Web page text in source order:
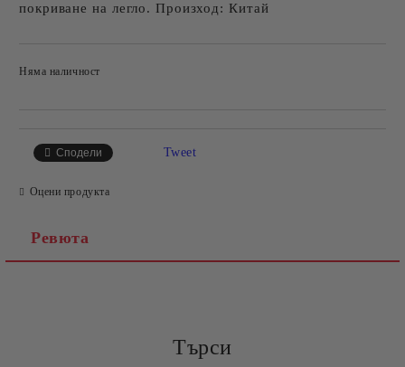
покриване на легло. Произход: Китай
Няма наличност
Сподели Tweet
Оцени продукта
Ревюта
Търси